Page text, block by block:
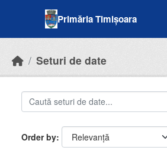
Primăria Timișoara
Seturi de date
Order by